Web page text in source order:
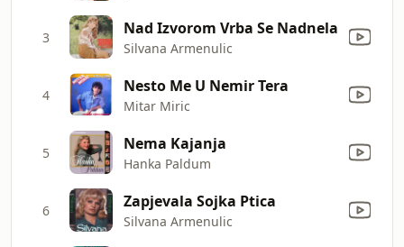
3 Nad Izvorom Vrba Se Nadnela
Silvana Armenulic
4 Nesto Me U Nemir Tera
Mitar Miric
5 Nema Kajanja
Hanka Paldum
6 Zapjevala Sojka Ptica
Silvana Armenulic